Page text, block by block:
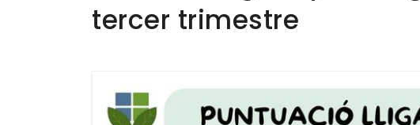
tercer trimestre